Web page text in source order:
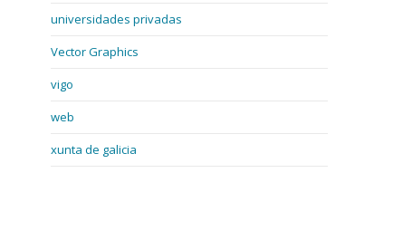
universidades privadas
Vector Graphics
vigo
web
xunta de galicia